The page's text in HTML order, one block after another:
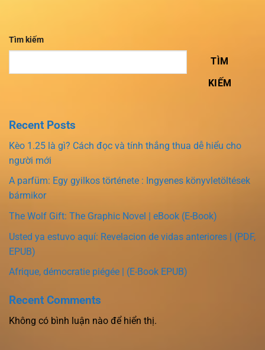
Tìm kiếm
TÌM
KIẾM
Recent Posts
Kèo 1.25 là gì? Cách đọc và tính thắng thua dễ hiểu cho
người mới
A parfüm: Egy gyilkos története : Ingyenes könyvletöltések
bármikor
The Wolf Gift: The Graphic Novel | eBook (E-Book)
Usted ya estuvo aquí: Revelacion de vidas anteriores | (PDF,
EPUB)
Afrique, démocratie piégée | (E-Book EPUB)
Recent Comments
Không có bình luận nào để hiển thị.